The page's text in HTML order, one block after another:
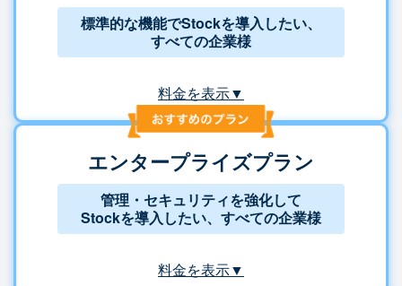
標準的な機能でStockを導入したい、
すべての企業様
料金を表示▼
エンタープライズプラン
管理・セキュリティを強化して
Stockを導入したい、すべての企業様
料金を表示▼